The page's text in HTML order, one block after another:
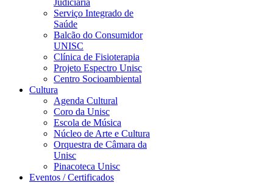
Judiciária
Serviço Integrado de
Saúde
Balcão do Consumidor
UNISC
Clínica de Fisioterapia
Projeto Espectro Unisc
Centro Socioambiental
Cultura
Agenda Cultural
Coro da Unisc
Escola de Música
Núcleo de Arte e Cultura
Orquestra de Câmara da
Unisc
Pinacoteca Unisc
Eventos / Certificados